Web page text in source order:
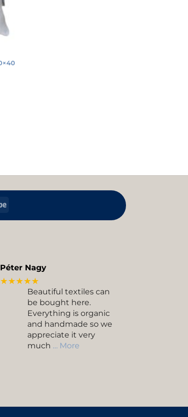
Stripe
Péter Nagy
★★★★★
Beautiful textiles can
be bought here.
Everything is organic
and handmade so we
appreciate it very
much … More